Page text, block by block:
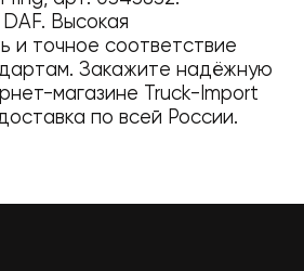
DAF. Высокая
и точное соответствие
Закажите надёжную
магазине Truck-Import
по всей России.